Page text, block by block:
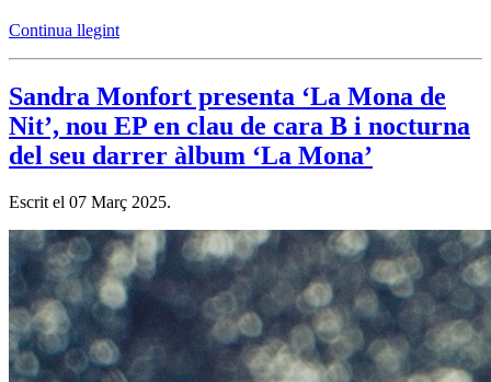
Continua llegint
Sandra Monfort presenta ‘La Mona de
Nit’, nou EP en clau de cara B i nocturna
del seu darrer àlbum ‘La Mona’
Escrit el 07 Març 2025.